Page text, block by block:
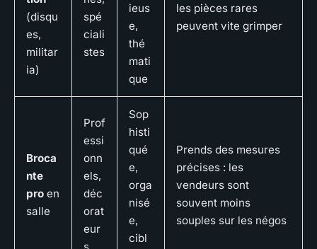
(disqu
es,
militar
ia)
spé
ciali
stes
ieus
e,
thé
mati
que
les pièces rares
peuvent vite grimper
Broca
nte
pro en
salle
Prof
essi
onn
els,
déc
orat
eur
Sop
histi
qué
e,
orga
nisé
e,
cibl
Prends des mesures
précises : les
vendeurs sont
souvent moins
souples sur les négos